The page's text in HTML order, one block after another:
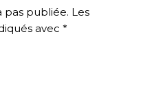
pas publiée. Les
avec*